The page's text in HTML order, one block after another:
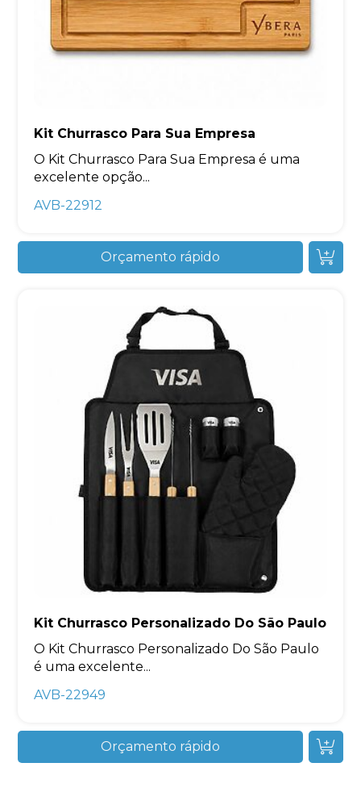
Kit Churrasco Para Sua Empresa
O Kit Churrasco Para Sua Empresa é uma
excelente opção...
AVB-22912
Orçamento rápido
Kit Churrasco Personalizado Do São Paulo
O Kit Churrasco Personalizado Do São Paulo
é uma excelente...
AVB-22949
Orçamento rápido